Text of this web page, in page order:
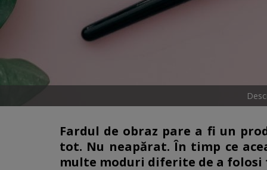
Fardul de obraz pare a fi un
tot. Nu neapărat. În timp ce
multe moduri diferite de a